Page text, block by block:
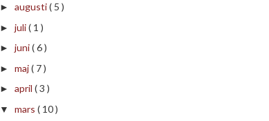
► augusti( 5 )
► juli( 1 )
► juni( 6 )
► maj( 7 )
► april ( 3 )
▼ mars ( 10 )